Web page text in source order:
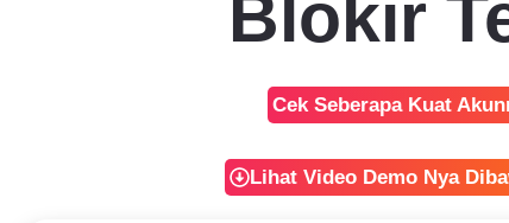
Blokir
Cek Seberapa Kuat
Lihat Video Demo Nya